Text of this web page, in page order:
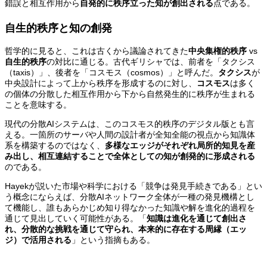
錯誤と相互作用から 自発的に秩序立った知が創出される点である。
自生的秩序と知の創発
哲学的に見ると、これは古くから議論されてきた中央集権的秩序 vs
自生的秩序の対比に通じる。古代ギリシャでは、前者を「タクシス
（taxis）」、後者を「コスモス（cosmos）」と呼んだ。 タクシスが
中央設計によって上から秩序を形成するのに対し、
コスモスは多く
の個体の分散した相互作用から下から自然発生的に秩序が生まれる
ことを意味する。
現代の分散AIシステムは、このコスモス的秩序のデジタル版とも言
える。一箇所のサーバや人間の設計者が全知全能の視点から知識体
系を構築するのではなく、 多様なエッジがそれぞれ局所的知見を産
み出し、相互連結することで全体としての知が創発的に形成される
のである。
Hayekが説いた市場や科学における「競争は発見手続きである」とい
う概念にならえば、分散AIネットワーク全体が一種の発見機構とし
て機能し、誰もあらかじめ知り得なかった知識や解を進化的過程を
通じて見出していく可能性がある。「知識は進化を通じて創出さ
れ、分散的な挑戦を通じて守られ、本来的に存在する周縁（エッ
ジ）で活用される 」という指摘もある。